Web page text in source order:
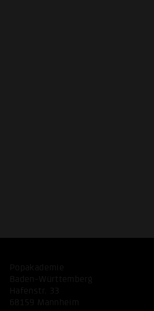
Popakademie
Baden-Württemberg
Hafenstr. 33
68159 Mannheim